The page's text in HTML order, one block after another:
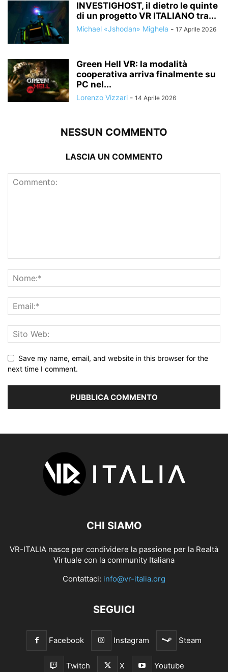
INVESTIGHOST, il dietro le quinte
di un progetto VR ITALIANO tra...
Michael «Jshodan» Mighela - 17 Aprile 2026
Green Hell VR: la modalità
cooperativa arriva finalmente su
PC nel...
Lorenzo Vizzari - 14 Aprile 2026
NESSUN COMMENTO
LASCIA UN COMMENTO
Save my name, email, and website in this browser for the
next time I comment.
CHI SIAMO
VR-ITALIA nasce per condividere la passione per la Realtà
Virtuale con la community Italiana
Contattaci: info@vr-italia.org
SEGUICI
Facebook Instagram Steam
Twitch X Youtube